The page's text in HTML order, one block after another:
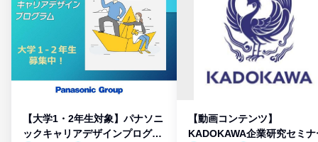
【大学1・2年生対象】パナソニ
ックキャリアデザインプログラ
【動画コンテンツ】
KADOKAWA企業研究セミナ